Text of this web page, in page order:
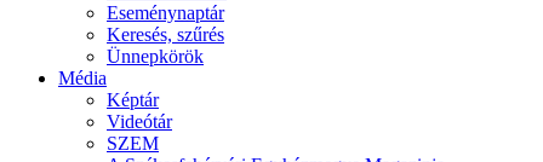
Eseménynaptár
Keresés, szűrés
Ünnepkörök
Média
Képtár
Videótár
SZEM